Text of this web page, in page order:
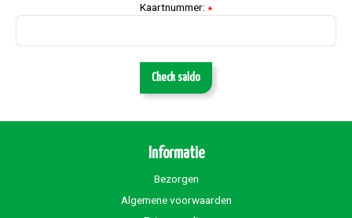
Kaartnummer: *
Check saldo
Informatie
Bezorgen
Algemene voorwaarden